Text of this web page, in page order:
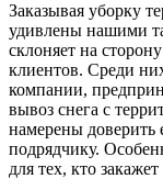
Заказывая уборку
удивлены нашими
склоняет на
клиентов. Среди
компании,
вывоз снега с
намерены доверить
подрядчику.
для тех, кто